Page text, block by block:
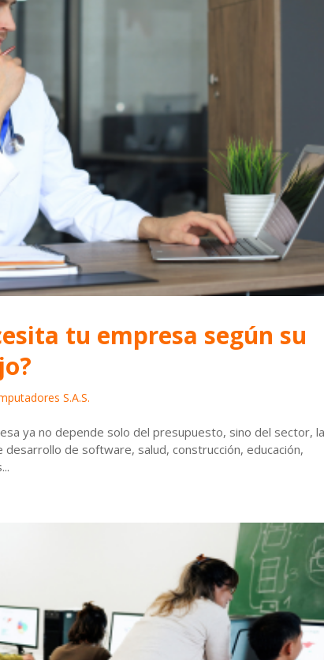
tu empresa según su
S.A.S.
ya no depende solo del presupuesto, sino del sector,
de software, salud, construcción, educación,